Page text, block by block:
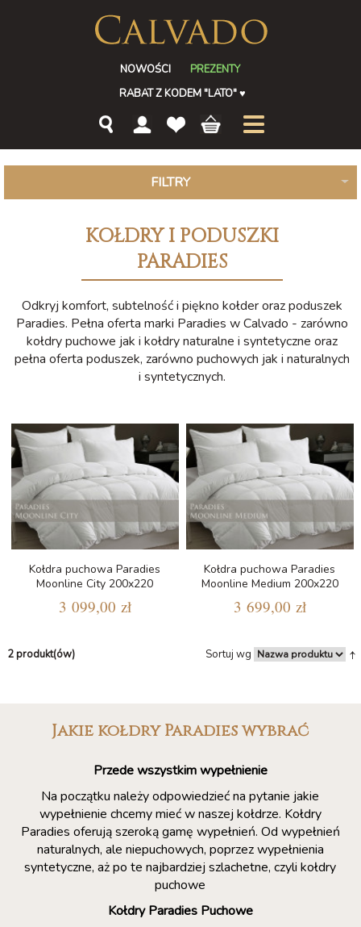
NOWOŚCI
PREZENTY
RABAT Z KODEM "LATO"♥
FILTRY
KOŁDRY I PODUSZKI
PARADIES
Odkryj komfort, subtelność i piękno kołder oraz poduszek
Paradies. Pełna oferta marki Paradies w Calvado - zarówno
kołdry puchowe jak i kołdry naturalne i syntetyczne oraz
pełna oferta poduszek, zarówno puchowych jak i naturalnych
i syntetycznych.
Kołdra puchowa Paradies
Moonline City 200x220
3 099,00 zł
Kołdra puchowa Paradies
Moonline Medium 200x220
3 699,00 zł
2 produkt(ów) Sortuj wg
Jakie kołdry Paradies wybrać
Przede wszystkim wypełnienie
Na początku należy odpowiedzieć na pytanie jakie
wypełnienie chcemy mieć w naszej kołdrze. Kołdry
Paradies oferują szeroką gamę wypełnień. Od wypełnień
naturalnych, ale niepuchowych, poprzez wypełnienia
syntetyczne, aż po te najbardziej szlachetne, czyli kołdry
puchowe
Kołdry Paradies Puchowe